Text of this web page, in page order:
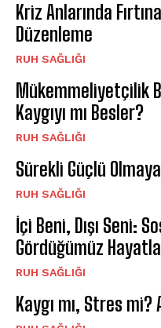
Kriz Anlarında
Düzenleme
⁠RUH SAĞLIĞI
Mükemmeliyetçilik
Kaygıyı mı Besler?
⁠RUH SAĞLIĞI
Sürekli Güçlü
⁠RUH SAĞLIĞI
İçi Beni, Dışı Seni:
Gördüğümüz
⁠RUH SAĞLIĞI
Kaygı mı, Stres mi?